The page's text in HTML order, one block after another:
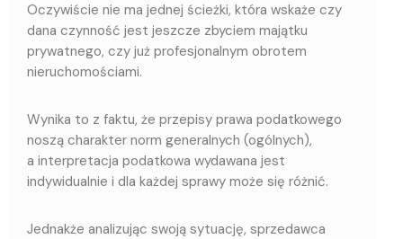
Oczywiście nie ma jednej ścieżki, która wskaże czy
dana czynność jest jeszcze zbyciem majątku
prywatnego, czy już profesjonalnym obrotem
nieruchomościami.
Wynika to z faktu, że przepisy prawa podatkowego
noszą charakter norm generalnych (ogólnych),
a interpretacja podatkowa wydawana jest
indywidualnie i dla każdej sprawy może się różnić.
Jednakże analizując swoją sytuację, sprzedawca